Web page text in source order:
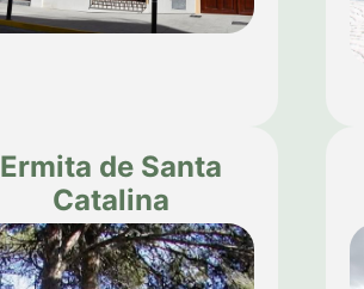
Ermita de Santa
Catalina